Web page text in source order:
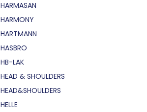
HARMASAN
HARMONY
HARTMANN
HASBRO
HB-LAK
HEAD & SHOULDERS
HEAD&SHOULDERS
HELLE